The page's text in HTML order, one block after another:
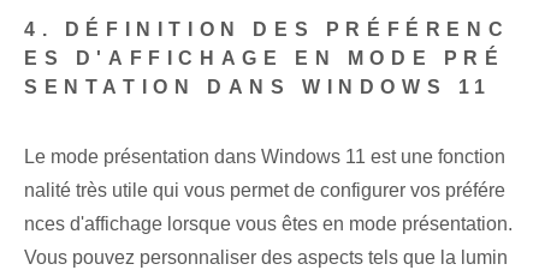
4. DÉFINITION DES PRÉFÉRENC
ES D'AFFICHAGE EN MODE PRÉ
SENTATION DANS WINDOWS 11
Le mode présentation dans Windows 11 est une fonction
nalité très utile qui vous permet de configurer vos préfére
nces d'affichage lorsque vous êtes en mode présentation.
Vous pouvez personnaliser des aspects tels que la lumin